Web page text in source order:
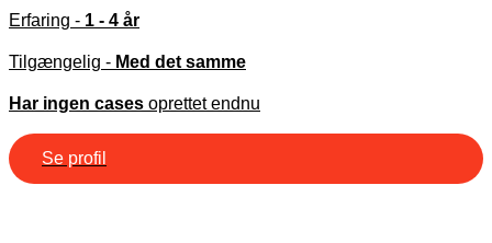
Erfaring - 1 - 4 år
Tilgængelig - Med det samme
Har ingen cases oprettet endnu
Se profil